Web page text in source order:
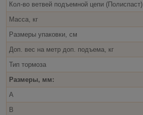
Кол-во ветвей подъемной цепи (Полиспаст)
Масса, кг
Размеры упаковки, см
Доп. вес на метр доп. подъема, кг
Тип тормоза
Размеры, мм:
А
B